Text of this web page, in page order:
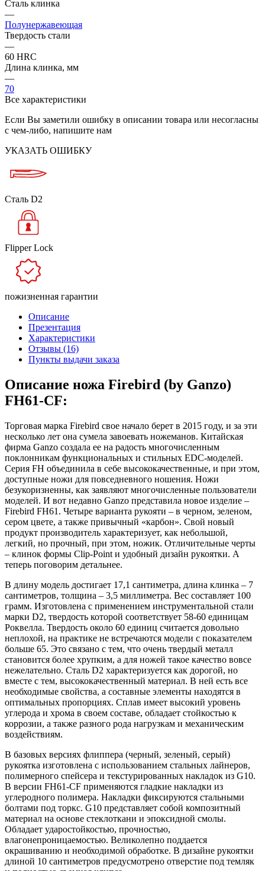
Сталь клинка
—
Полунержавеющая
Твердость стали
—
60 HRC
Длина клинка, мм
—
70
Все характеристики
Если Вы заметили ошибку в описании товара или несогласны
с чем-либо, напишите нам
УКАЗАТЬ ОШИБКУ
Сталь D2
Flipper Lock
пожизненная гарантии
Описание
Презентация
Характеристики
Отзывы (16)
Пункты выдачи заказа
Описание ножа Firebird (by Ganzo)
FH61-CF:
Торговая марка Firebird свое начало берет в 2015 году, и за эти
несколько лет она сумела завоевать ножеманов. Китайская
фирма Ganzo создала ее на радость многочисленным
поклонникам функциональных и стильных EDC-моделей.
Серия FH объединила в себе высококачественные, и при этом,
доступные ножи для повседневного ношения. Ножи
безукоризненны, как заявляют многочисленные пользователи
моделей. И вот недавно Ganzo представила новое изделие –
Firebird FH61. Четыре варианта рукояти – в черном, зеленом,
сером цвете, а также привычный «карбон». Свой новый
продукт производитель характеризует, как небольшой,
легкий, но прочный, при этом, ножик. Отличительные черты
– клинок формы Clip-Point и удобный дизайн рукоятки. А
теперь поговорим детальнее.
В длину модель достигает 17,1 сантиметра, длина клинка – 7
сантиметров, толщина – 3,5 миллиметра. Вес составляет 100
грамм. Изготовлена с применением инструментальной стали
марки D2, твердость которой соответствует 58-60 единицам
Роквелла. Твердость около 60 единиц считается довольно
неплохой, на практике не встречаются модели с показателем
больше 65. Это связано с тем, что очень твердый металл
становится более хрупким, а для ножей такое качество вовсе
нежелательно. Сталь D2 характеризуется как дорогой, но
вместе с тем, высококачественный материал. В ней есть все
необходимые свойства, а составные элементы находятся в
оптимальных пропорциях. Сплав имеет высокий уровень
углерода и хрома в своем составе, обладает стойкостью к
коррозии, а также разного рода нагрузкам и механическим
воздействиям.
В базовых версиях флиппера (черный, зеленый, серый)
рукоятка изготовлена с использованием стальных лайнеров,
полимерного спейсера и текстурированных накладок из G10.
В версии FH61-CF применяются гладкие накладки из
углеродного полимера. Накладки фиксируются стальными
болтами под торкс. G10 представляет собой композитный
материал на основе стеклоткани и эпоксидной смолы.
Обладает ударостойкостью, прочностью,
влагонепроницаемостью. Великолепно поддается
окрашиванию и необходимой обработке. В дизайне рукоятки
длиной 10 сантиметров предусмотрено отверстие под темляк